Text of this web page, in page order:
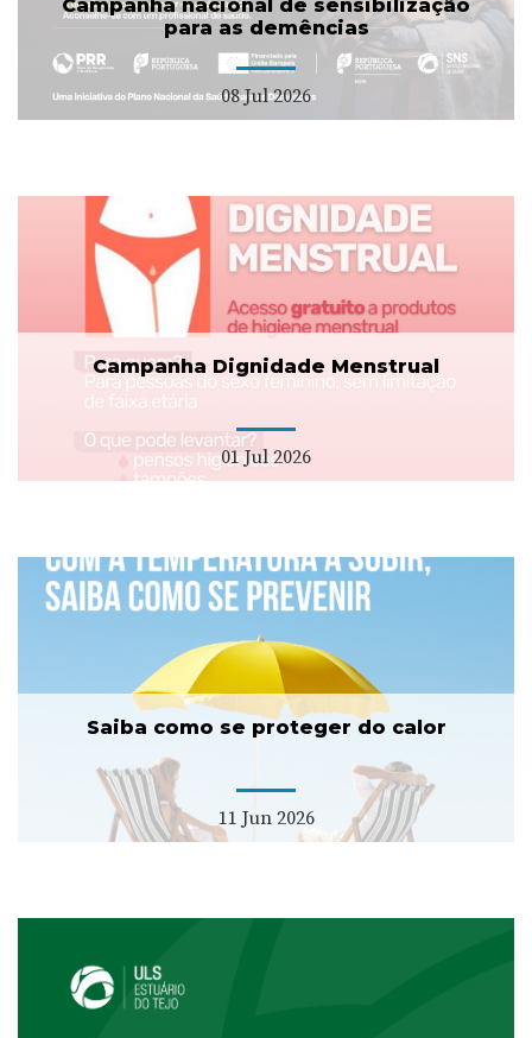
Campanha nacional de sensibilização
para as demências
08 Jul 2026
Campanha Dignidade Menstrual
01 Jul 2026
Saiba como se proteger do calor
11 Jun 2026